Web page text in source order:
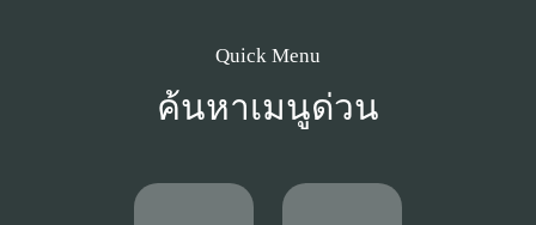
Quick Menu
ค้นหาเมนูด่วน